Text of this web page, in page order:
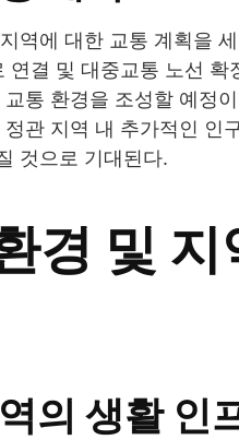
역에 대한 교통 계획을
연결 및 대중교통 노선 확
통 환경을 조성할 예정
관 지역 내 추가적인 인
것으로 기대된다.
경 및 지
의 생활 인